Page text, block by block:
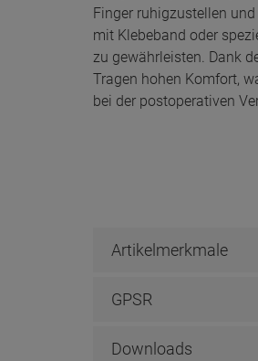
Finger ruhigzustellen
mit Klebeband oder
zu gewährleisten. Dank
Tragen hohen Komfort,
bei der postoperativen
Artikelmerkmale
GPSR
Downloads